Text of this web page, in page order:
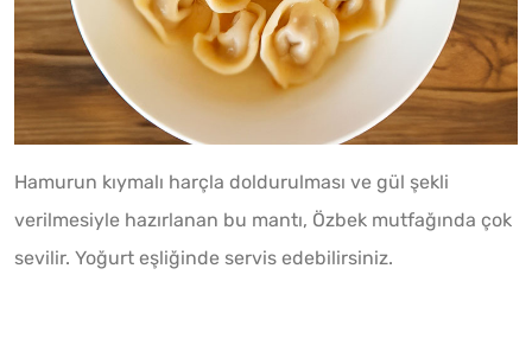
Hamurun kıymalı harçla doldurulması ve gül şekli
verilmesiyle hazırlanan bu mantı, Özbek mutfağında çok
sevilir. Yoğurt eşliğinde servis edebilirsiniz.